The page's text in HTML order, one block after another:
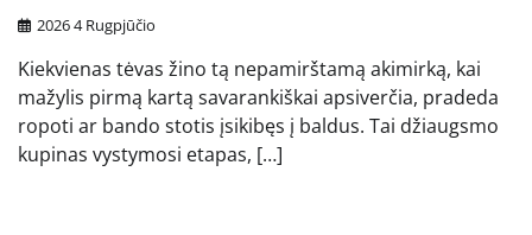
2026 4 Rugpjūčio
Kiekvienas tėvas žino tą nepamirštamą akimirką, kai
mažylis pirmą kartą savarankiškai apsiverčia, pradeda
ropoti ar bando stotis įsikibęs į baldus. Tai džiaugsmo
kupinas vystymosi etapas, […]